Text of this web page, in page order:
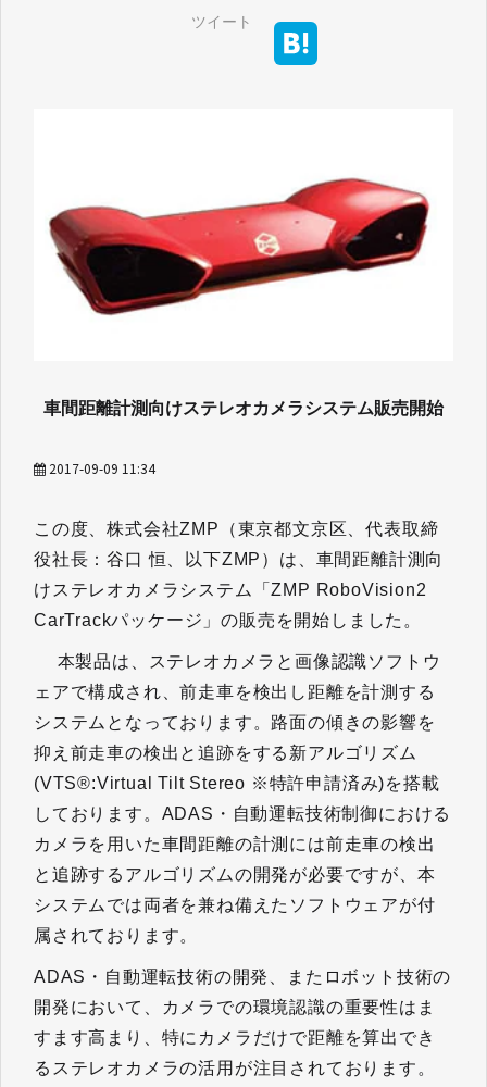
ツイート
車間距離計測向けステレオカメラシステム販売開始
2017-09-09 11:34
この度、株式会社ZMP（東京都文京区、代表取締
役社長：谷口 恒、以下ZMP）は、車間距離計測向
けステレオカメラシステム「ZMP RoboVision2
CarTrackパッケージ」の販売を開始しました。
本製品は、ステレオカメラと画像認識ソフトウ
ェアで構成され、前走車を検出し距離を計測する
システムとなっております。路面の傾きの影響を
抑え前走車の検出と追跡をする新アルゴリズム
(VTS®:Virtual Tilt Stereo ※特許申請済み)を搭載
しております。ADAS・自動運転技術制御における
カメラを用いた車間距離の計測には前走車の検出
と追跡するアルゴリズムの開発が必要ですが、本
システムでは両者を兼ね備えたソフトウェアが付
属されております。
ADAS・自動運転技術の開発、またロボット技術の
開発において、カメラでの環境認識の重要性はま
すます高まり、特にカメラだけで距離を算出でき
るステレオカメラの活用が注目されております。